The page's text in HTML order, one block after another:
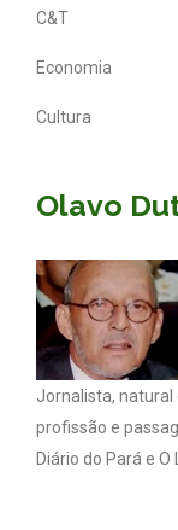
C&T
Economia
Cultura
Olavo
Jornalista, natural
profissão e
Diário do Pará e O